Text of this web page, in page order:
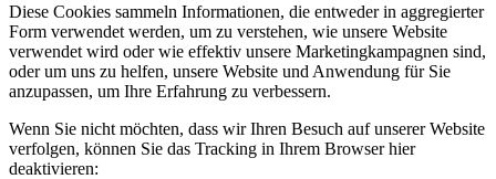
Diese Cookies sammeln Informationen, die entweder in aggregierter
Form verwendet werden, um zu verstehen, wie unsere Website
verwendet wird oder wie effektiv unsere Marketingkampagnen sind,
oder um uns zu helfen, unsere Website und Anwendung für Sie
anzupassen, um Ihre Erfahrung zu verbessern.
Wenn Sie nicht möchten, dass wir Ihren Besuch auf unserer Website
verfolgen, können Sie das Tracking in Ihrem Browser hier
deaktivieren: